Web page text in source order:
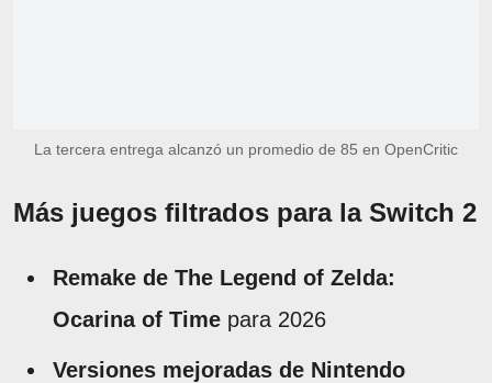
La tercera entrega alcanzó un promedio de 85 en OpenCritic
Más juegos filtrados para la Switch 2
Remake de The Legend of Zelda:
Ocarina of Time para 2026
Versiones mejoradas de Nintendo